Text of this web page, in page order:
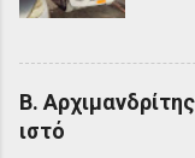
Β.
ιστό